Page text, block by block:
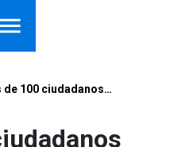
de 100 ciudadanos…